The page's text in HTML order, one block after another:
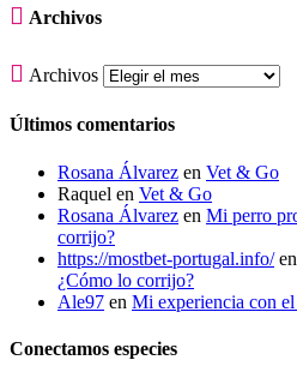
 Archivos
 Archivos
Últimos comentarios
Rosana Álvarez en Vet & Go
Raquel en Vet & Go
Rosana Álvarez en Mi perro
corrijo?
https://mostbet-portugal.info/en
¿Cómo lo corrijo?
Ale97 en Mi experiencia con
Conectamos especies